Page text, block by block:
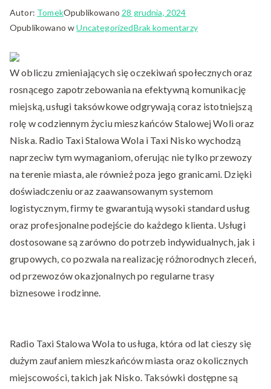
Autor: TomekOpublikowano 28 grudnia, 2024
Opublikowano wUncategorizedBrak komentarzydo
z
Ogrodem
na
Co
Dzień
W obliczu zmieniających się oczekiwań społecznych oraz
rosnącego zapotrzebowania na efektywną komunikację
miejską, usługi taksówkowe odgrywają coraz istotniejszą
rolę w codziennym życiu mieszkańców Stalowej Woli oraz
Niska. Radio Taxi Stalowa Wola i Taxi Nisko wychodzą
naprzeciw tym wymaganiom, oferując nie tylko przewozy
na terenie miasta, ale również poza jego granicami. Dzięki
doświadczeniu oraz zaawansowanym systemom
logistycznym, firmy te gwarantują wysoki standard usług
oraz profesjonalne podejście do każdego klienta. Usługi
dostosowane są zarówno do potrzeb indywidualnych, jak i
grupowych, co pozwala na realizację różnorodnych zleceń,
od przewozów okazjonalnych po regularne trasy
biznesowe i rodzinne.
Radio Taxi Stalowa Wola to usługa, która od lat cieszy się
dużym zaufaniem mieszkańców miasta oraz okolicznych
miejscowości, takich jak Nisko. Taksówki dostępne są